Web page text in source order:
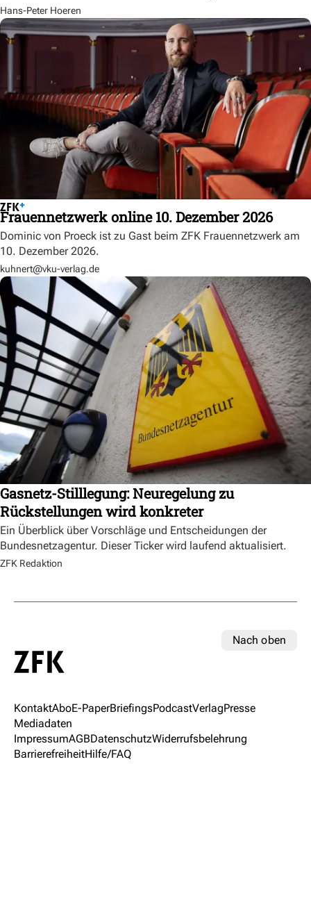
Hans-Peter Hoeren
Frauennetzwerk online 10. Dezember 2026
Dominic von Proeck ist zu Gast beim ZFK Frauennetzwerk am
10. Dezember 2026.
kuhnert@vku-verlag.de
Gasnetz-Stilllegung: Neuregelung zu
Rückstellungen wird konkreter
Ein Überblick über Vorschläge und Entscheidungen der
Bundesnetzagentur. Dieser Ticker wird laufend aktualisiert.
ZFK Redaktion
Nach oben
KontaktAboE-PaperBriefingsPodcastVerlagPresse
Mediadaten
ImpressumAGBDatenschutzWiderrufsbelehrung
BarrierefreiheitHilfe/FAQ